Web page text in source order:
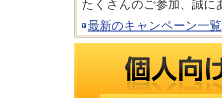
たくさんのご参加、誠
最新のキャンペーン一覧